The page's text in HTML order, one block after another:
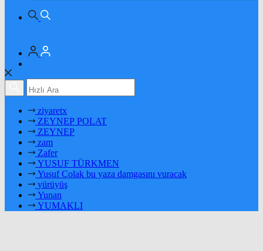
ziyaretx
ZEYNEP POLAT
ZEYNEP
zam
Zafer
YUSUF TÜRKMEN
Yusuf Çolak bu yaza damgasını vuracak
yürüyüş
Yunan
YUMAKLI